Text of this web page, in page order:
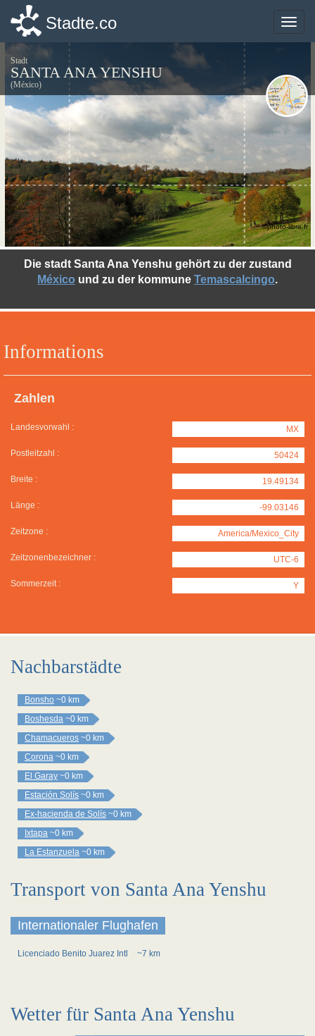
Toggle
Stadte.co
Stadt
SANTA ANA YENSHU
(México)
Informations
Zahlen
Landesvorwahl : MX
Postleitzahl : 50424
Breite : 19.49134
Länge : -99.03146
Zeitzone : America/Mexico_City
Zeitzonenbezeichner : UTC-6
Sommerzeit : Y
Die stadt Santa Ana Yenshu gehört zu der zustand
México und zu der kommune Temascalcingo.
©photo-libre.fr
Nachbarstädte
Bonsho ~0 km
Boshesda ~0 km
Chamacueros ~0 km
Corona ~0 km
El Garay ~0 km
Estación Solís ~0 km
Ex-hacienda de Solís ~0 km
Ixtapa ~0 km
La Estanzuela ~0 km
Transport von Santa Ana Yenshu
Internationaler Flughafen
Licenciado Benito Juarez Intl ~7 km
Wetter für Santa Ana Yenshu
Toggle
Stadte.co